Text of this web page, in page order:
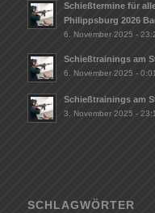
Schießtermine für
Philippsburg 2026
6. November 2025 -
Schießtrainings am
6. November 2025 - 0:01
Schießtrainings am
3. November 2025 -
SCHLAGWÖRTER